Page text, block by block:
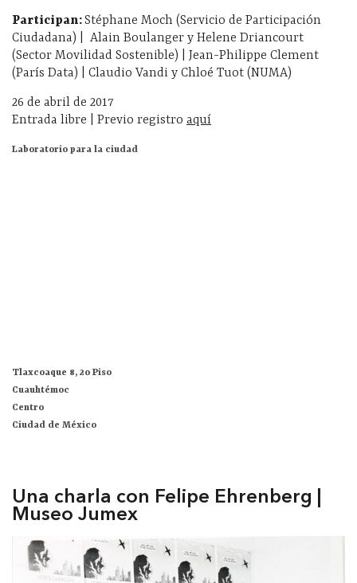
Participan:Stéphane Moch (Servicio de Participación
Ciudadana) | Alain Boulanger y Helene Driancourt
(Sector Movilidad Sostenible) | Jean-Philippe Clement
(París Data) | Claudio Vandi y Chloé Tuot (NUMA)
26 de abril de 2017
Entrada libre | Previo registro aquí
Laboratorio para la ciudad
Tlaxcoaque 8, 2o Piso
Cuauhtémoc
Centro
Ciudad de México
Una charla con Felipe Ehrenberg |
Museo Jumex